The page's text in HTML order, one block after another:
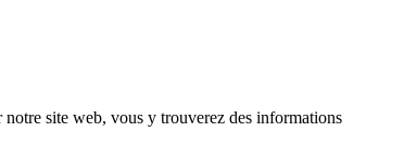
notre site web, vous y trouverez des informations